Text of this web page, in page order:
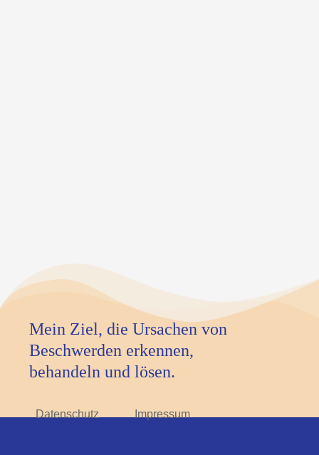
Mein Ziel, die Ursachen von
Beschwerden erkennen,
behandeln und lösen.
Datenschutz Impressum